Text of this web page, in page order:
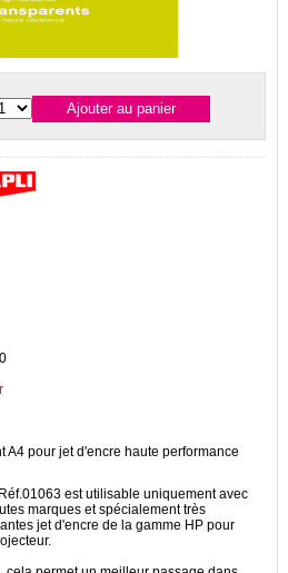
A4 pour jet d'encre haute performance
est utilisable uniquement avec
marques et spécialement très
jet d'encre de la gamme HP pour